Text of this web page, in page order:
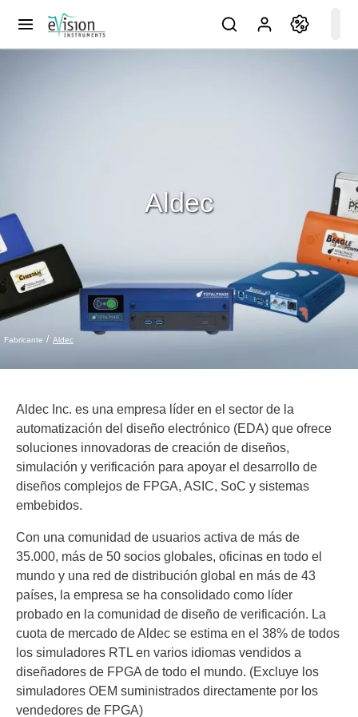
Fabricante Aldec
Aldec
Aldec Inc. es una empresa líder en el sector de la
automatización del diseño electrónico (EDA) que ofrece
soluciones innovadoras de creación de diseños,
simulación y verificación para apoyar el desarrollo de
diseños complejos de FPGA, ASIC, SoC y sistemas
embebidos.
Con una comunidad de usuarios activa de más de
35.000, más de 50 socios globales, oficinas en todo el
mundo y una red de distribución global en más de 43
países, la empresa se ha consolidado como líder
probado en la comunidad de diseño de verificación. La
cuota de mercado de Aldec se estima en el 38% de todos
los simuladores RTL en varios idiomas vendidos a
diseñadores de FPGA de todo el mundo. (Excluye los
simuladores OEM suministrados directamente por los
vendedores de FPGA)